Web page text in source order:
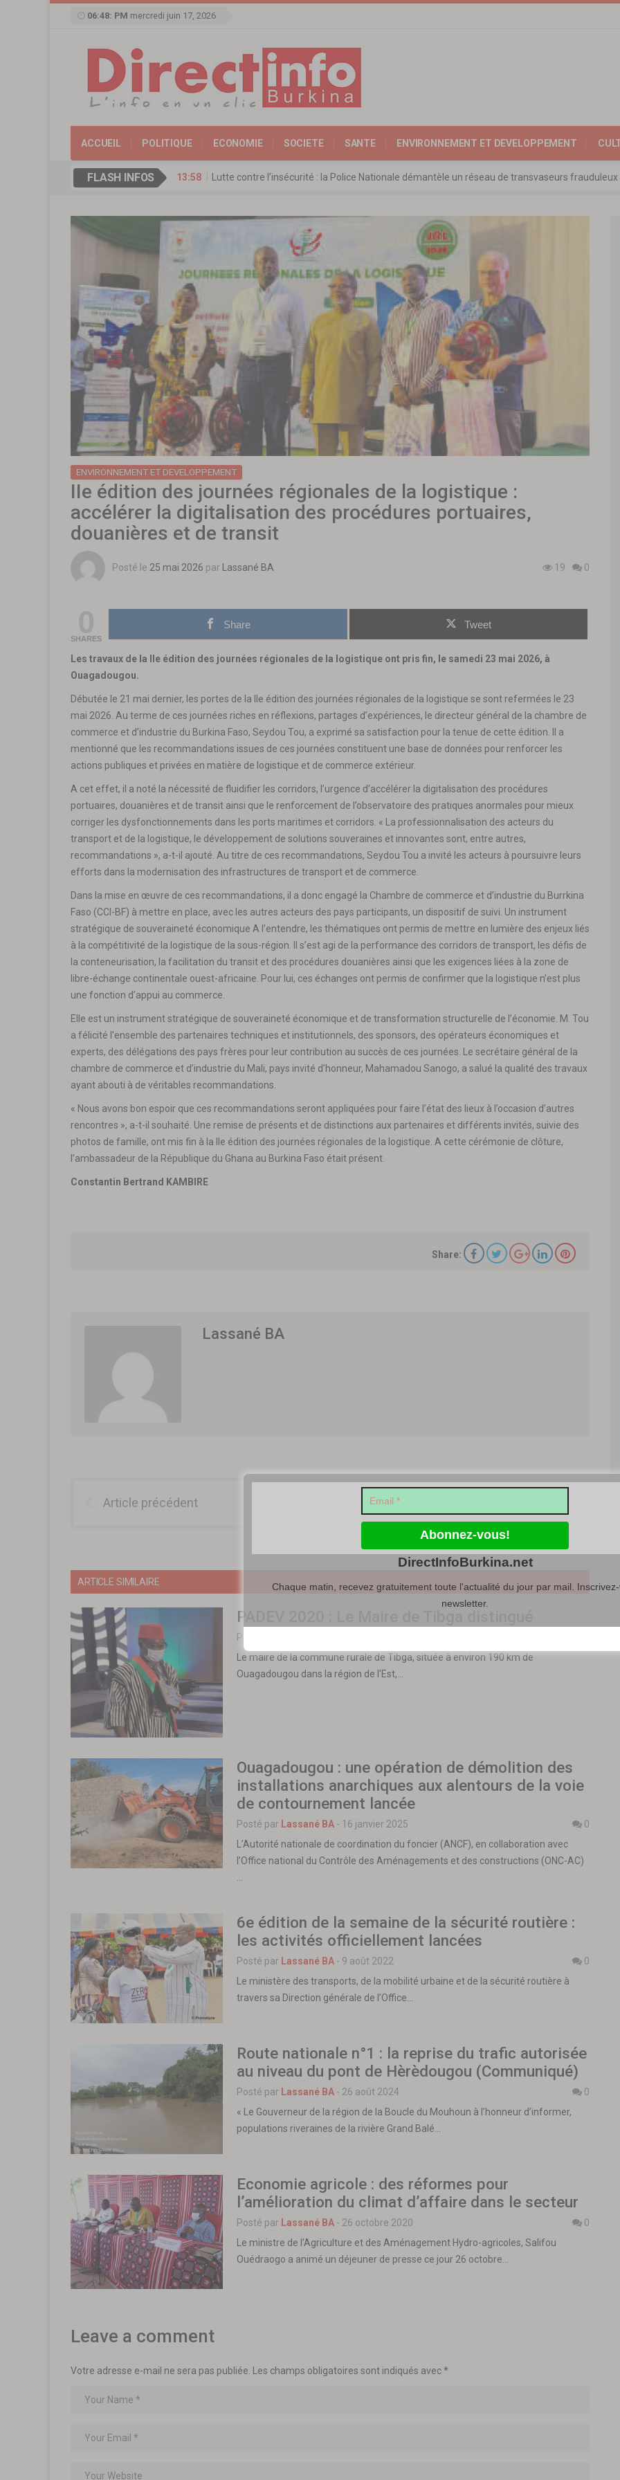
06:48: PM mercredi juin 17, 2026
ACCUEIL POLITIQUE ECONOMIE SOCIETE SANTE ENVIRONNEMENT ET DEVELOPPEMENT
FLASH INFOS 13:58
Lutte contre l’insécurité : la Police Nationale démantèle un réseau de transvaseurs
13:09
Réserve militaire au Burkina Faso : la nouvelle loi adoptée à l’unanimité
13:07
Mémorial Thomas-Sankara: les ministres chargés du Commerce de l’AES ravivent leurs
ENVIRONNEMENT ET DEVELOPPEMENT
IIe édition des journées régionales de la logistique :
accélérer la digitalisation des procédures portuaires,
douanières et de transit
Posté le 25 mai 2026 par Lassané BA 19 0
SHARES
Share Tweet
Les travaux de la IIe édition des journées régionales de la logistique ont pris fin, le samedi 23 mai 2026, à
Ouagadougou.
Débutée le 21 mai dernier, les portes de la IIe édition des journées régionales de la logistique se sont refermées le 23
mai 2026. Au terme de ces journées riches en réflexions, partages d’expériences, le directeur général de la chambre de
commerce et d’industrie du Burkina Faso, Seydou Tou, a exprimé sa satisfaction pour la tenue de cette édition. Il a
mentionné que les recommandations issues de ces journées constituent une base de données pour renforcer les
actions publiques et privées en matière de logistique et de commerce extérieur.
A cet effet, il a noté la nécessité de fluidifier les corridors, l’urgence d’accélérer la digitalisation des procédures
portuaires, douanières et de transit ainsi que le renforcement de l’observatoire des pratiques anormales pour mieux
corriger les dysfonctionnements dans les ports maritimes et corridors. « La professionnalisation des acteurs du
transport et de la logistique, le développement de solutions souveraines et innovantes sont, entre autres,
recommandations », a-t-il ajouté. Au titre de ces recommandations, Seydou Tou a invité les acteurs à poursuivre leurs
efforts dans la modernisation des infrastructures de transport et de commerce.
Dans la mise en œuvre de ces recommandations, il a donc engagé la Chambre de commerce et d’industrie du Burrkina
Faso (CCI-BF) à mettre en place, avec les autres acteurs des pays participants, un dispositif de suivi. Un instrument
stratégique de souveraineté économique A l’entendre, les thématiques ont permis de mettre en lumière des enjeux liés
à la compétitivité de la logistique de la sous-région. Il s’est agi de la performance des corridors de transport, les défis de
la conteneurisation, la facilitation du transit et des procédures douanières ainsi que les exigences liées à la zone de
libre-échange continentale ouest-africaine. Pour lui, ces échanges ont permis de confirmer que la logistique n’est plus
une fonction d’appui au commerce.
Elle est un instrument stratégique de souveraineté économique et de transformation structurelle de l’économie. M. Tou
a félicité l’ensemble des partenaires techniques et institutionnels, des sponsors, des opérateurs économiques et
experts, des délégations des pays frères pour leur contribution au succès de ces journées. Le secrétaire général de la
chambre de commerce et d’industrie du Mali, pays invité d’honneur, Mahamadou Sanogo, a salué la qualité des travaux
ayant abouti à de véritables recommandations.
« Nous avons bon espoir que ces recommandations seront appliquées pour faire l’état des lieux à l’occasion d’autres
rencontres », a-t-il souhaité. Une remise de présents et de distinctions aux partenaires et différents invités, suivie des
photos de famille, ont mis fin à la IIe édition des journées régionales de la logistique. A cette cérémonie de clôture,
l’ambassadeur de la République du Ghana au Burkina Faso était présent.
Constantin Bertrand KAMBIRE
Share:
Lassané BA
Article précédent
ARTICLE SIMILAIRE
PADEV 2020 : Le Maire de Tibga distingué
Posté par
Le maire de la commune rurale de Tibga, située à environ 190 km de
Ouagadougou dans la région de l’Est,…
Ouagadougou : une opération de démolition des
installations anarchiques aux alentours de la voie
de contournement lancée
Posté par Lassané BA - 16 janvier 2025
0
L’Autorité nationale de coordination du foncier (ANCF), en collaboration avec
l’Office national du Contrôle des Aménagements et des constructions (ONC-AC)
6e édition de la semaine de la sécurité routière :
les activités officiellement lancées
Posté par Lassané BA - 9 août 2022
0
Le ministère des transports, de la mobilité urbaine et de la sécurité routière à
travers sa Direction générale de l’Office…
Route nationale n°1 : la reprise du trafic autorisée
au niveau du pont de Hèrèdougou (Communiqué)
Posté par Lassané BA - 26 août 2024
0
« Le Gouverneur de la région de la Boucle du Mouhoun à l’honneur d’informer,
populations riveraines de la rivière Grand Balé…
Economie agricole : des réformes pour
l’amélioration du climat d’affaire dans le secteur
Posté par Lassané BA - 26 octobre 2020
0
Le ministre de l’Agriculture et des Aménagement Hydro-agricoles, Salifou
Ouédraogo a animé un déjeuner de presse ce jour 26 octobre…
Leave a comment
Votre adresse e-mail ne sera pas publiée. Les champs obligatoires sont indiqués avec*
DirectInfoBurkina.net
Chaque matin, recevez gratuitement toute l'actualité du jour par mail.
newsletter.